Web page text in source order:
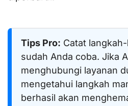
Tips Pro: Catat
sudah Anda coba. Jika
menghubungi layanan
mengetahui langkah
berhasil akan